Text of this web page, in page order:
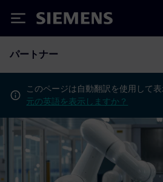
Siemens
パートナー
このページは自動翻訳を使用して表
元の英語を表示しますか？